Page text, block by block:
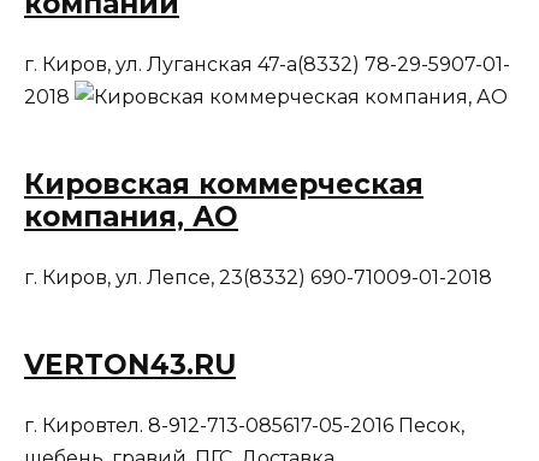
г. Киров, ул. Луганская 47-а(8332) 78-29-5907-01-
2018
Кировская коммерческая
компания, АО
г. Киров, ул. Лепсе, 23(8332) 690-71009-01-2018
VERTON43.RU
г. Кировтел. 8-912-713-085617-05-2016 Песок,